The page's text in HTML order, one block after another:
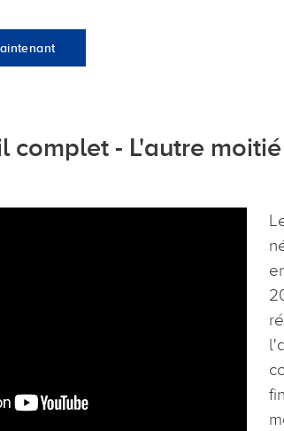
complet - L'autre